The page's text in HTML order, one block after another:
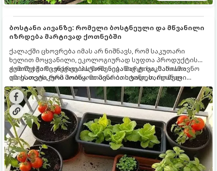
ბოსტანი აივანზე: რომელი ბოსტნეული და მწვანილი
იზრდება მარტივად ქოთნებში
ქალაქში ცხოვრება იმას არ ნიშნავს, რომ საკუთარი
ხელით მოყვანილი, ეკოლოგიურად სუფთა პროდუქტის
გემოზე უარი თქვათ. პატარა აივანიც კი საკმარისია
იმისათვის, რომ მოიწყოთ მინი-ბოსტანი, საიდანაც
ყოველდღიურად ახალ, არომატულ მწვანილსა და
ბოსტნეულს მოკრეფთ.
ქოთნებში მცენარეების მოშენება მარტივი, სასიამოვნო
და ესთეტიკური ჰობია. მთავარია იცოდეთ, რომელი
კულტურები ეგუებიან ქოთნის პირობებს ყველაზე კარგად
და როგორ მოუაროთ მათ სწორად.